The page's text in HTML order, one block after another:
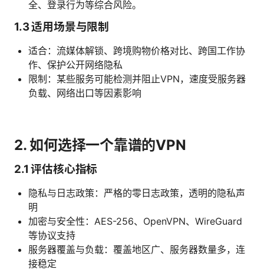
全、登录行为等综合风险。
1.3 适用场景与限制
适合：流媒体解锁、跨境购物价格对比、跨国工作协
作、保护公开网络隐私
限制：某些服务可能检测并阻止VPN，速度受服务器
负载、网络出口等因素影响
2. 如何选择一个靠谱的VPN
2.1 评估核心指标
隐私与日志政策：严格的零日志政策，透明的隐私声
明
加密与安全性：AES-256、OpenVPN、WireGuard
等协议支持
服务器覆盖与负载：覆盖地区广、服务器数量多，连
接稳定